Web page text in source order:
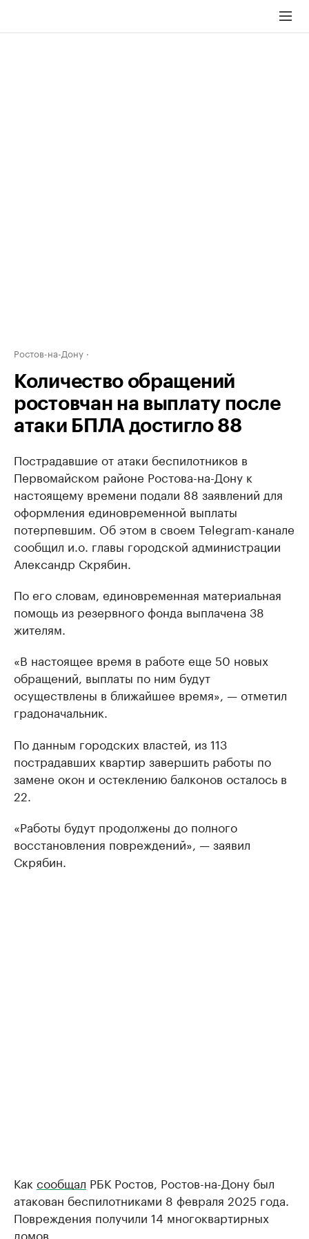
Ростов-на-Дону
Количество обращений
ростовчан на выплату после
атаки БПЛА достигло 88
Пострадавшие от атаки беспилотников в
Первомайском районе Ростова-на-Дону к
настоящему времени подали 88 заявлений для
оформления единовременной выплаты
потерпевшим. Об этом в своем Telegram-канале
сообщил и.о. главы городской администрации
Александр Скрябин.
По его словам, единовременная материальная
помощь из резервного фонда выплачена 38
жителям.
«В настоящее время в работе еще 50 новых
обращений, выплаты по ним будут
осуществлены в ближайшее время», — отметил
градоначальник.
По данным городских властей, из 113
пострадавших квартир завершить работы по
замене окон и остеклению балконов осталось в
22.
«Работы будут продолжены до полного
восстановления повреждений», — заявил
Скрябин.
Как сообщал РБК Ростов, Ростов-на-Дону был
атакован беспилотниками 8 февраля 2025 года.
Повреждения получили 14 многоквартирных
домов.